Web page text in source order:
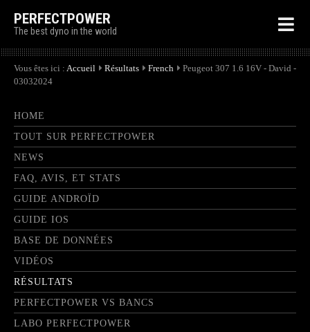
PERFECTPOWER
The best dyno in the world
Vous êtes ici : Accueil Résultats French
Peugeot 307 1.6 16V - David -
03032024
HOME
TOUT SUR PERFECTPOWER
NEWS
FAQ, AVIS, ET STATS
GUIDE ANDROÏD
GUIDE IOS
BASE DE DONNÉES
VIDÉOS
RÉSULTATS
PERFECTPOWER VS BANCS
LABO PERFECTPOWER